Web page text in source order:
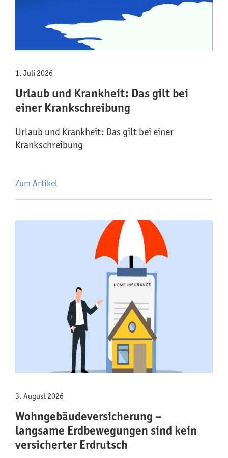
1. Juli 2026
Urlaub und Krankheit: Das gilt bei
einer Krankschreibung
Urlaub und Krankheit: Das gilt bei einer
Krankschreibung
Zum Artikel
3. August 2026
Wohngebäude­versicherung –
langsame Erdbewegungen sind kein
versicherter Erdrutsch